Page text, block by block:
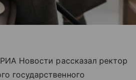
Новости рассказал ректор
государственного